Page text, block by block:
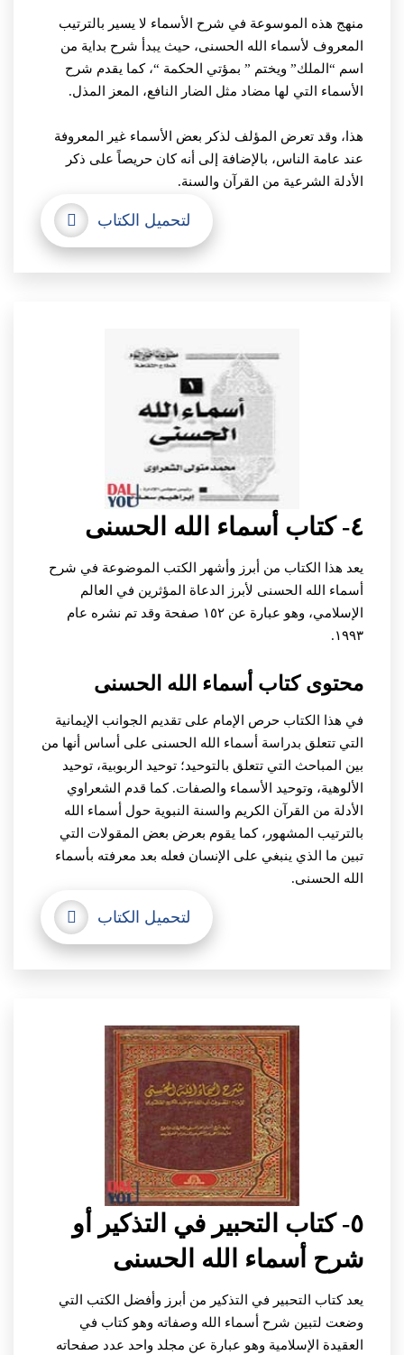
منهج هذه الموسوعة في شرح الأسماء لا يسير بالترتيب
المعروف لأسماء الله الحسنى، حيث يبدأ شرح بداية من
اسم “الملك” ويختم ” بمؤتي الحكمة “، كما يقدم شرح
الأسماء التي لها مضاد مثل الضار النافع، المعز المذل.
هذا، وقد تعرض المؤلف لذكر بعض الأسماء غير المعروفة
عند عامة الناس، بالإضافة إلى أنه كان حريصاً على ذكر
الأدلة الشرعية من القرآن والسنة.
لتحميل الكتاب
٤- كتاب أسماء الله الحسنى
يعد هذا الكتاب من أبرز وأشهر الكتب الموضوعة في شرح
أسماء الله الحسنى لأبرز الدعاة المؤثرين في العالم
الإسلامي، وهو عبارة عن ١٥٢ صفحة وقد تم نشره عام
١٩٩٣.
محتوى كتاب أسماء الله الحسنى
في هذا الكتاب حرص الإمام على تقديم الجوانب الإيمانية
التي تتعلق بدراسة أسماء الله الحسنى على أساس أنها من
بين المباحث التي تتعلق بالتوحيد؛ توحيد الربوبية، توحيد
الألوهية، وتوحيد الأسماء والصفات. كما قدم الشعراوي
الأدلة من القرآن الكريم والسنة النبوية حول أسماء الله
بالترتيب المشهور، كما يقوم بعرض بعض المقولات التي
تبين ما الذي ينبغي على الإنسان فعله بعد معرفته بأسماء
الله الحسنى.
لتحميل الكتاب
٥- كتاب التحبير في التذكير أو
شرح أسماء الله الحسنى
يعد كتاب التحبير في التذكير من أبرز وأفضل الكتب التي
وضعت لتبين شرح أسماء الله وصفاته وهو كتاب في
العقيدة الإسلامية وهو عبارة عن مجلد واحد عدد صفحاته